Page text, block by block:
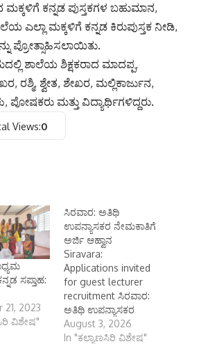
ಮಕ್ಕಳಿಗೆ ಕನ್ನಡ ಪುಸ್ತಕಗಳ ಬಹುಮಾನ,
ಎಲ್ಲಾ ಮಕ್ಕಳಿಗೆ ಕನ್ನಡ ಕಿರುಪುಸ್ತಕ ನೀಡಿ,
ಪ್ರೋತ್ಸಾಹಿಸಲಾಯಿತು.
ಶಾಲೆಯ ಶಿಕ್ಷಕರಾದ ಮಾದಪ್ಪ,
ರಶ್ಮಿ, ಶ್ವೇತ, ಶೇಖರ, ಮಲ್ಲಿಕಾರ್ಜುನ,
ಪೋಷಕರು ಮತ್ತು ವಿದ್ಯಾರ್ಥಿಗಳಿದ್ದರು.
Views:0
ಸಪ್ತಾಹ:
21, 2023
ವಿಶೇಷ"
ಸಿರವಾರ: ಅತಿಥಿ
ಉಪನ್ಯಾಸಕರ ನೇಮಕಾತಿಗೆ
ಅರ್ಜಿ ಆಹ್ವಾನ
Siravara:
Applications invited
for guest lecturer
recruitment ಸಿರವಾರ:
ಅತಿಥಿ ಉಪನ್ಯಾಸಕರ
ನೇಮಕಾತಿಗೆ ಅರ್ಜಿ ಆಹ್ವಾನ
ಕೊಪ್ಪಳ ಆಗಸ್ಟ್ 03
August 3, 2026
In "ಕಲ್ಯಾಣಸಿರಿ ವಿಶೇಷ"